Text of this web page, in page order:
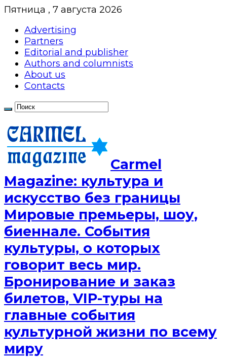
Пятница , 7 августа 2026
Advertising
Partners
Editorial and publisher
Authors and columnists
About us
Contacts
Сarmel
Magazine: культура и
искусство без границы
Мировые премьеры, шоу,
биеннале. События
культуры, о которых
говорит весь мир.
Бронирование и заказ
билетов, VIP-туры на
главные события
культурной жизни по всему
миру